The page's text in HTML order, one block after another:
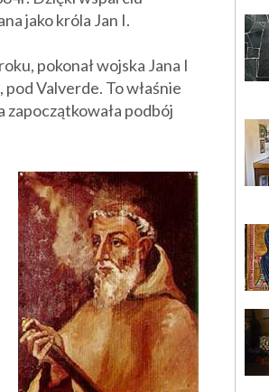
jako króla Jan I.
pokonał wojska Jana I
Valverde. To właśnie
zapoczątkowała podbój